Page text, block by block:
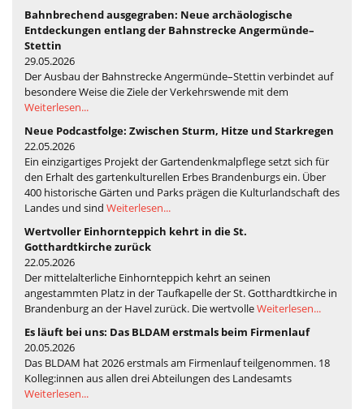
Bahnbrechend ausgegraben: Neue archäologische
Entdeckungen entlang der Bahnstrecke Angermünde–
Stettin
29.05.2026
Der Ausbau der Bahnstrecke Angermünde–Stettin verbindet auf
besondere Weise die Ziele der Verkehrswende mit dem
Weiterlesen...
Neue Podcastfolge: Zwischen Sturm, Hitze und Starkregen
22.05.2026
Ein einzigartiges Projekt der Gartendenkmalpflege setzt sich für
den Erhalt des gartenkulturellen Erbes Brandenburgs ein. Über
400 historische Gärten und Parks prägen die Kulturlandschaft des
Landes und sind Weiterlesen...
Wertvoller Einhornteppich kehrt in die St.
Gotthardtkirche zurück
22.05.2026
Der mittelalterliche Einhornteppich kehrt an seinen
angestammten Platz in der Taufkapelle der St. Gotthardtkirche in
Brandenburg an der Havel zurück. Die wertvolleWeiterlesen...
Es läuft bei uns: Das BLDAM erstmals beim Firmenlauf
20.05.2026
Das BLDAM hat 2026 erstmals am Firmenlauf teilgenommen. 18
Kolleg:innen aus allen drei Abteilungen des Landesamts
Weiterlesen...